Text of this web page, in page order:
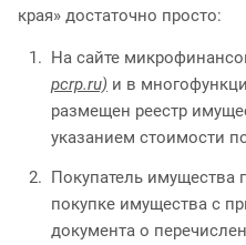
края» достаточно просто:
На сайте
pcrp.ru) и в
размещен реестр
указанием стоимости
Покупатель
покупке имущества с
документа о